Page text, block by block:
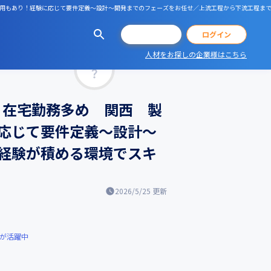
り！経験に応じて要件定義～設計～開発までのフェーズをお任せ／上流工程から下流工程ま
ログイン
人材をお探しの企業様はこちら
在宅勤務多め 関西 製
じて要件定義～設計～
験が積める環境でスキ
2026/5/25 更新
活躍中